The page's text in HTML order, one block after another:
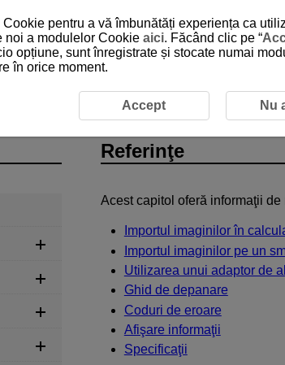
Referinţe
Acest capitol oferă informaţii
Importul imaginilor în
Importul imaginilor pe un
Utilizarea unui adaptor de
Ghid de depanare
Coduri de eroare
Afişare informaţii
Specificaţii
pentru a vă îmbunătăți experiența ca
noi a modulelor Cookie aici. Făcând clic pe “
opțiune, sunt înregistrate și stocate numai
în orice moment.
Accept Nu